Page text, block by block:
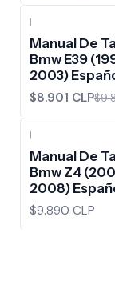
|
Manual De
Bmw E39
2003)
$8.901 CLP
|
Manual De
Bmw Z4
2008)
$9.890 CLP